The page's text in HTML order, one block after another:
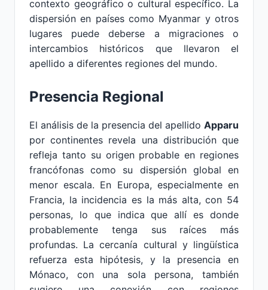
contexto geográfico o cultural específico. La
dispersión en países como Myanmar y otros
lugares puede deberse a migraciones o
intercambios históricos que llevaron el
apellido a diferentes regiones del mundo.
Presencia Regional
El análisis de la presencia del apellido Apparu
por continentes revela una distribución que
refleja tanto su origen probable en regiones
francófonas como su dispersión global en
menor escala. En Europa, especialmente en
Francia, la incidencia es la más alta, con 54
personas, lo que indica que allí es donde
probablemente tenga sus raíces más
profundas. La cercanía cultural y lingüística
refuerza esta hipótesis, y la presencia en
Mónaco, con una sola persona, también